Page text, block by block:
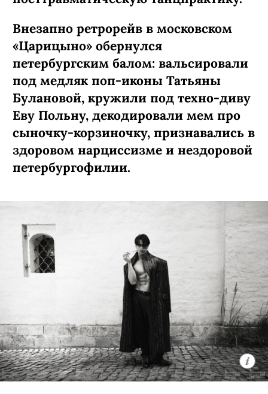
Внезапно ретрорейв в московском
«Царицыно» обернулся
петербургским балом: вальсировали
под медляк поп-иконы Татьяны
Булановой, кружили под техно-диву
Еву Польну, декодировали мем про
сыночку-­корзиночку, признавались в
здоровом нарциссизме и нездоровой
петербургофилии.